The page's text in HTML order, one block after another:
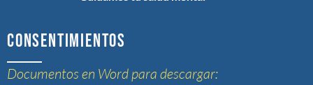
CONSENTIMIENTOS
Documentos en Word para descargar: